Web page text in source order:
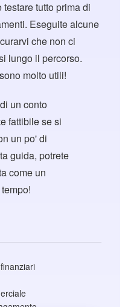
tutto prima di
Eseguite alcune
che non ci
lungo il percorso.
molto utili!
un conto
fattibile se si
un po' di
guida, potrete
come un